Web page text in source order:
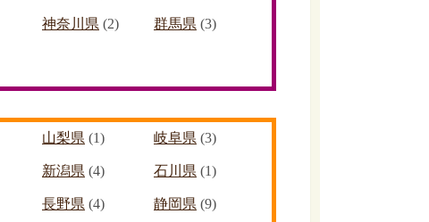
神奈川県 (2) 群馬県 (3)
山梨県 (1) 岐阜県 (3)
新潟県 (4) 石川県 (1)
長野県 (4) 静岡県 (9)